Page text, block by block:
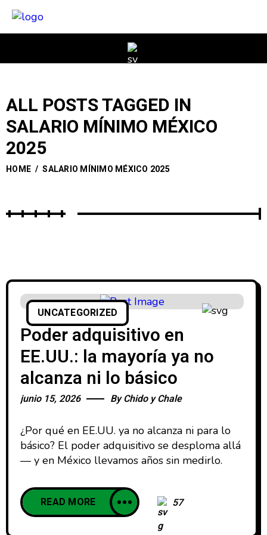
ALL POSTS TAGGED IN
SALARIO MÍNIMO MÉXICO
2025
HOME / SALARIO MÍNIMO MÉXICO 2025
UNCATEGORIZED
Poder adquisitivo en
EE.UU.: la mayoría ya no
alcanza ni lo básico
junio 15, 2026 ByChido y Chale
¿Por qué en EE.UU. ya no alcanza ni para lo
básico? El poder adquisitivo se desploma allá
— y en México llevamos años sin medirlo.
READ MORE 57